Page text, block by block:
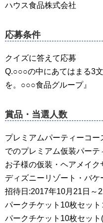
ハウス食品株式会社
応募条件
クイズに答えて応募
Q.○○○の中にあてはまる3
を。○○○食品グループ』
賞品・当選人数
プレミアムパーティーコ
でのプレミアム仮装パー
お子様の仮装・ヘアメイ
ディズニーリゾート・バ
招待日:2017年10月21日～
パークチケット10枚セッ
パークチケット10枚セット